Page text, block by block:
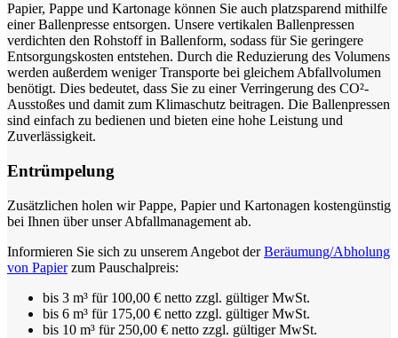
Papier, Pappe und Kartonage können Sie auch platzsparend mithilfe
einer Ballenpresse entsorgen. Unsere vertikalen Ballenpressen
verdichten den Rohstoff in Ballenform, sodass für Sie geringere
Entsorgungskosten entstehen. Durch die Reduzierung des Volumens
werden außerdem weniger Transporte bei gleichem Abfallvolumen
benötigt. Dies bedeutet, dass Sie zu einer Verringerung des CO²-
Ausstoßes und damit zum Klimaschutz beitragen. Die Ballenpressen
sind einfach zu bedienen und bieten eine hohe Leistung und
Zuverlässigkeit.
Entrümpelung
Zusätzlichen holen wir Pappe, Papier und Kartonagen kostengünstig
bei Ihnen über unser Abfallmanagement ab.
Informieren Sie sich zu unserem Angebot derBeräumung/Abholung
von Papierzum Pauschalpreis:
bis 3 m³ für 100,00 € netto zzgl. gültiger MwSt.
bis 6 m³ für 175,00 € netto zzgl. gültiger MwSt.
bis 10 m³ für 250,00 € netto zzgl. gültiger MwSt.